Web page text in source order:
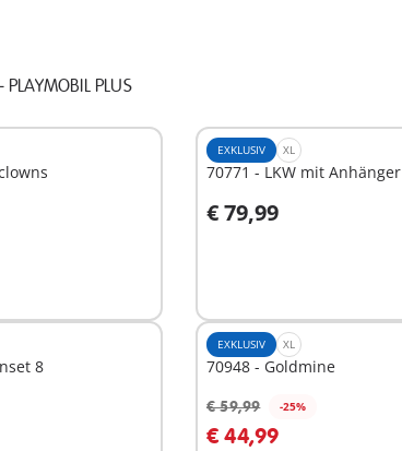
PLAYMOBIL PLUS
EXKLUSIV XL
70771 - LKW mit Anhänger
€ 79,99
In den Warenkorb
8
EXKLUSIV XL
70948 - Goldmine
€ 59,99 -25%
€ 44,99